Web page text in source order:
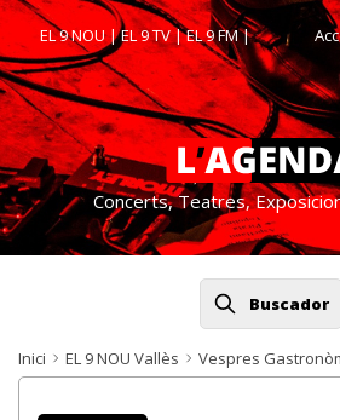
EL 9 NOU|EL 9 TV|EL 9 FM|
Concerts, Teatres,
Buscador
Inici EL 9 NOU Vallès Vespres